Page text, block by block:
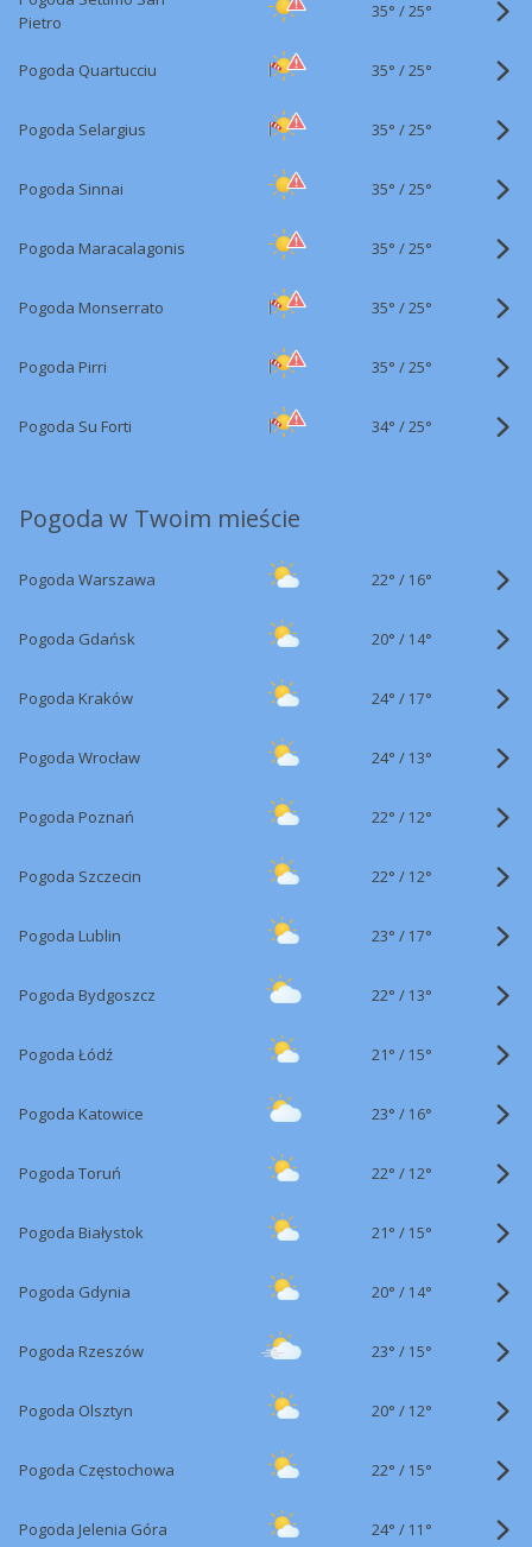
Pietro
35° /25°
Pogoda Quartucciu 35° /25°
Pogoda Selargius 35° /25°
Pogoda Sinnai 35° /25°
Pogoda Maracalagonis 35° /25°
Pogoda Monserrato 35° /25°
Pogoda Pirri 35° /25°
Pogoda Su Forti 34° /25°
Pogoda w Twoim mieście
Pogoda Warszawa 22° / 16°
Pogoda Gdańsk 20° / 14°
Pogoda Kraków 24° / 17°
Pogoda Wrocław 24° / 13°
Pogoda Poznań 22° / 12°
Pogoda Szczecin 22° / 12°
Pogoda Lublin 23° / 17°
Pogoda Bydgoszcz 22° / 13°
Pogoda Łódź 21° / 15°
Pogoda Katowice 23° / 16°
Pogoda Toruń 22° / 12°
Pogoda Białystok 21° / 15°
Pogoda Gdynia 20° / 14°
Pogoda Rzeszów 23° / 15°
Pogoda Olsztyn 20° / 12°
Pogoda Częstochowa 22° / 15°
Pogoda Jelenia Góra 24° / 11°